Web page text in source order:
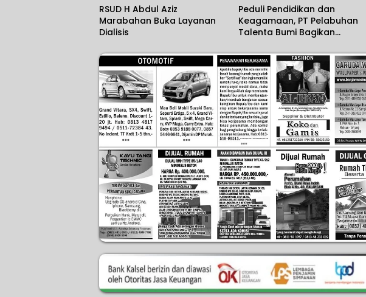
RSUD H Abdul Aziz
Marabahan Buka Layanan
Dialisis
Peduli Pendidikan dan
Keagamaan, PT Pelabuhan
Talenta Bumi Bagikan
Beasiswa Sekolah